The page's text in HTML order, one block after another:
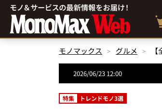
モノマックス グルメ
2026/06/23 12:00
特集 トレンドモノ3選